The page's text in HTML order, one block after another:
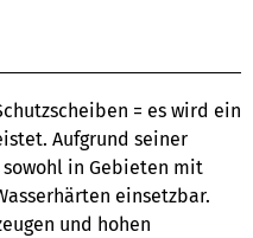
= es wird ein
Aufgrund seiner
in Gebieten mit
einsetzbar.
und hohen